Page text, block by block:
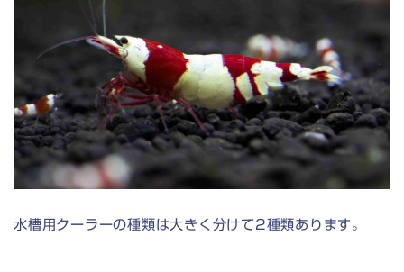
水槽用クーラーの種類は大きく分けて2種類あります。